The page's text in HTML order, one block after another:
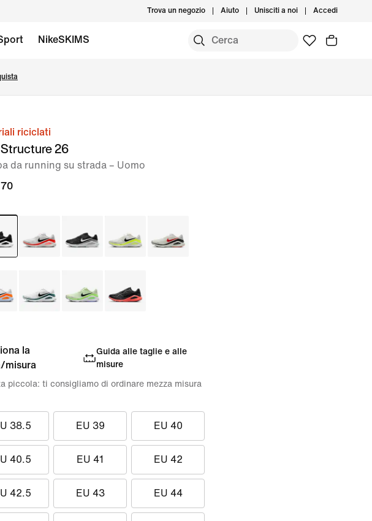
Trova un negozio Aiuto Unisciti a noi Accedi
NikeSKIMS
riciclati
26
da running su strada – Uomo
la
misura
Guida alle taglie e alle
misure
38.5 EU 39 EU 40
40.5 EU 41 EU 42
42.5 EU 43 EU 44
piccola: ti consigliamo di ordinare mezza misura